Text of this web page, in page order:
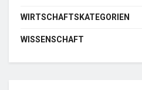
WIRTSCHAFTSKATEGORIEN
WISSENSCHAFT